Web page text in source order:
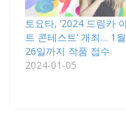
토요타, ‘2024 드림카
트 콘테스트’ 개최… 1월
26일까지 작품 접수
2024-01-05